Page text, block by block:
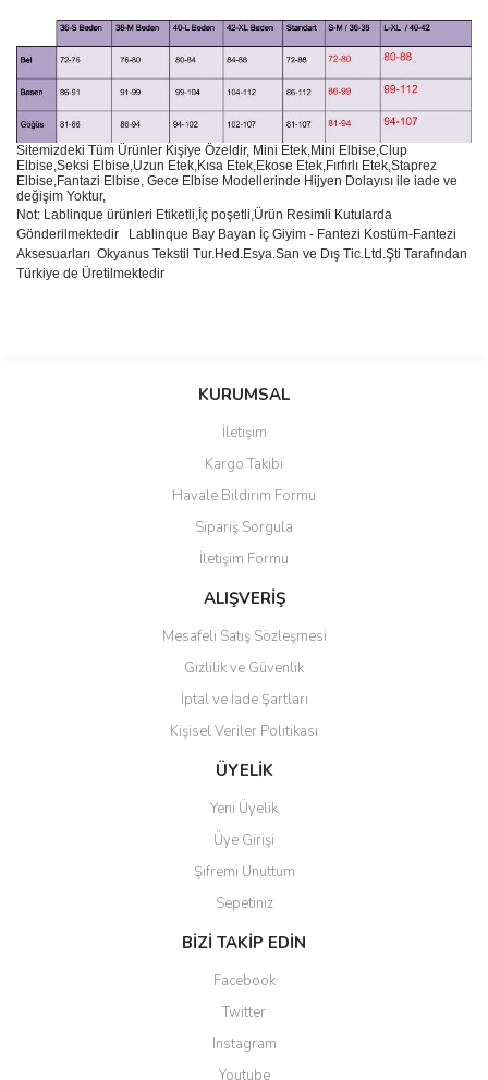
Sitemizdeki Tüm Ürünler Kişiye Özeldir, Mini Etek,Mini Elbise,Clup
Elbise,Seksi Elbise,Uzun Etek,Kısa Etek,Ekose Etek,Fırfırlı Etek,Staprez
Elbise,Fantazi Elbise, Gece Elbise Modellerinde Hijyen Dolayısı ile iade ve
değişim Yoktur,
Not: Lablinque ürünleri Etiketli,İç poşetli,Ürün Resimli Kutularda
Gönderilmektedir
Lablinque Bay Bayan ç Giyim - Fantezi Kostüm-Fantezi
Aksesuarları Okyanus Tekstil Tur.Hed.Esya.San ve Dış Tic.Ltd.Şti Tarafından
Türkiye de Üretilmektedir
Bu ürüne ilk yorumu siz yapın!
Ürün resmi kalitesiz, bozuk veya görüntülenemiyor.
Ürün açıklamasında eksik bilgiler bulunuyor.
Ürün bilgilerinde hatalar bulunuyor.
Ürün fiyatı diğer sitelerden daha pahalı.
Bu ürüne benzer farklı alternatifler olmalı.
Gönder
KURUMSAL
İletişim
Kargo Takibi
Havale Bildirim Formu
Sipariş Sorgula
İletişim Formu
ALIŞVERİŞ
Mesafeli Satış Sözleşmesi
Gizlilik ve Güvenlik
İptal ve İade Şartları
Kişisel Veriler Politikası
ÜYELİK
Yeni Üyelik
Üye Girişi
Şifremi Unuttum
Sepetiniz
BİZİ TAKİP EDİN
Facebook
Twitter
Instagram
Youtube